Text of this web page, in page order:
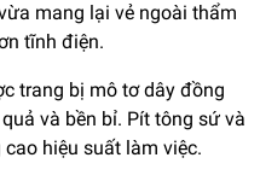
mang lại vẻ ngoài thẩm
tĩnh điện.
trang bị mô tơ dây đồng
và bền bỉ. Pít tông sứ và
hiệu suất làm việc.